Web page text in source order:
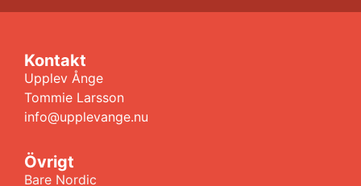
Kontakt
Upplev Ånge
Tommie Larsson
info@upplevange.nu
Övrigt
Bare Nordic